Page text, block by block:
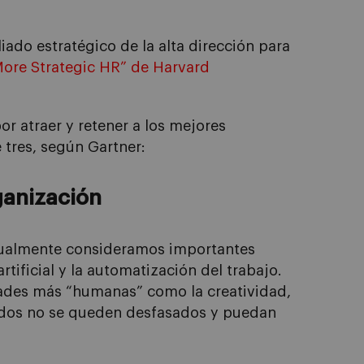
estratégico de la alta dirección para
Strategic HR” de Harvard
atraer y retener a los mejores
tres, según Gartner:
consideramos importantes
y la automatización del trabajo.
más “humanas” como la creatividad,
no se queden desfasados y puedan